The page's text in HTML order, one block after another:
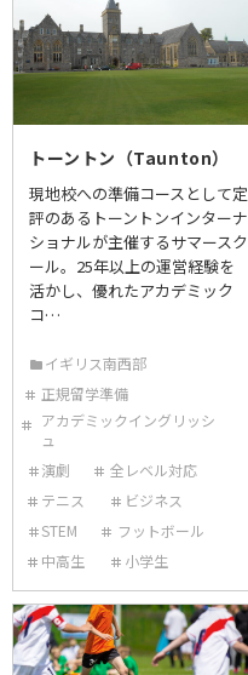
トーントン（Taunton）
現地校への準備コースとして定
評のあるトーントンインターナ
ショナルが主催するサマースク
ール。25年以上の運営経験を
活かし、優れたアカデミック
コ…
イギリス南西部
正規留学準備
アカデミックイングリッシ
ュ
演劇
全レベル対応
テニス
ビジネス
STEM
フットボール
中高生
小学生